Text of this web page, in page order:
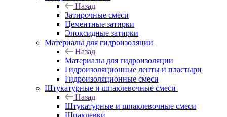
Назад
Затирочные смеси
Цементные затирки
Эпоксидные затирки
Материалы для гидроизоляции
Назад
Материалы для гидроизоляции
Гидроизоляционные ленты и пластыри
Гидроизоляционные смеси
Штукатурные и шпаклевочные смеси
Назад
Штукатурные и шпаклевочные смеси
Шпаклевки